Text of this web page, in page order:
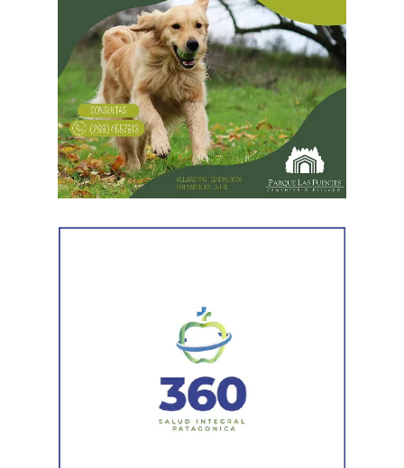
donde el termómetro alcanzaría los 12°C durante el día y
-4°C en la noche. Podrían darse vientos regulares con
ráfagas de hasta 50 km/h.
Desde el viernes (07/08) se intensifican las ráfagas con
períodos inestables aislados. La máxima será de 12°C y
la mínima de -3°C.
Nubosidad variable el fin de semana con ingreso de aire
polar a partir del domingo (09/08), con mínimas que